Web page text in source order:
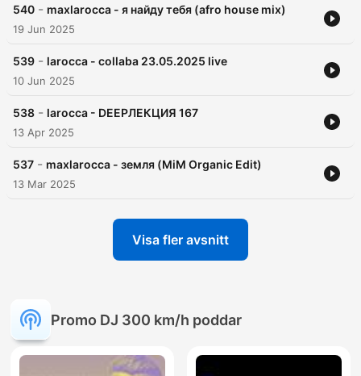
540 - maxlarocca - я найду тебя (afro house mix)
19 Jun 2025
539 - larocca - collaba 23.05.2025 live
10 Jun 2025
538 - larocca - DEEPЛЕКЦИЯ 167
13 Apr 2025
537 - maxlarocca - земля (MiM Organic Edit)
13 Mar 2025
Visa fler avsnitt
Promo DJ 300 km/h poddar